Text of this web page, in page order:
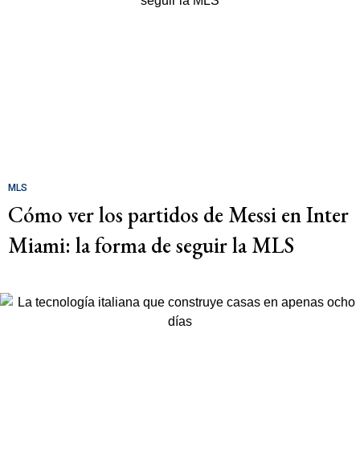
MLS
Cómo ver los partidos de Messi en Inter
Miami: la forma de seguir la MLS